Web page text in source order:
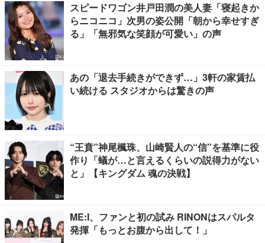
スピードワゴン井戸田潤の美人妻「寝起きか
らニコニコ」次男の姿公開「朝から幸せすぎ
る」「無邪気な笑顔が可愛い」の声
あの「退去手続きができず…」3軒の家賃払
い続ける スタジオからは驚きの声
“王賁”神尾楓珠、山崎賢人の“信”を基準に役
作り「蟻が…と言えるくらいの説得力がない
と」【キングダム 魂の決戦】
ME:I、ファンと初の試み RINONはスパルタ
発揮「もっとお腹から出して！」